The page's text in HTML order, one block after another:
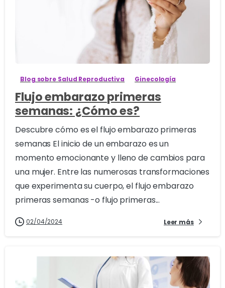
Blog sobre Salud Reproductiva Ginecología
Flujo embarazo primeras
semanas: ¿Cómo es?
Descubre cómo es el flujo embarazo primeras
semanas El inicio de un embarazo es un
momento emocionante y lleno de cambios para
una mujer. Entre las numerosas transformaciones
que experimenta su cuerpo, el flujo embarazo
primeras semanas -o flujo primeras...
02/04/2024 Leer más